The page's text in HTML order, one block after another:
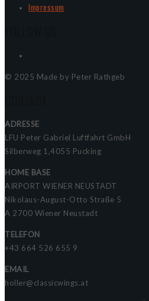
Impressum
© 2025 Made by Peter Rathgeb
ADRESSE
LFU Peter Gabriel Luftfahrt GmbH
Silberweg 1,4055 Pucking
HOME BASE
AIRPORT WIENER NEUSTADT
Nikolaus-August-Otto Straße 5
A 2700 Wiener Neustadt
TELEFON
+43 664 526 655 9
EMAIL
holler@classicwings.at